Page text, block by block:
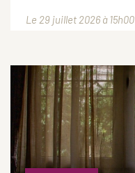
Le 29 juillet 2026 à 15h00